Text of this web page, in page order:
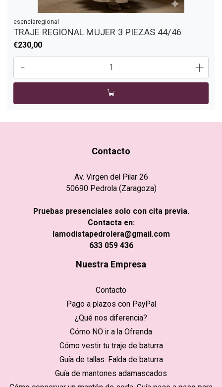
esenciaregional
TRAJE REGIONAL MUJER 3 PIEZAS 44/46
€230,00
- +
Contacto
Av. Virgen del Pilar 26
50690 Pedrola (Zaragoza)
Pruebas presenciales solo con cita previa.
Contacta en:
lamodistapedrolera@gmail.com
633 059 436
Nuestra Empresa
Contacto
Pago a plazos con PayPal
¿Qué nos diferencia?
Cómo NO ir a la Ofrenda
Cómo vestir tu traje de baturra
Guía de tallas: Falda de baturra
Guía de mantones adamascados